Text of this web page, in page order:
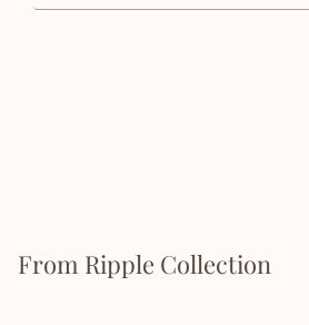
From Ripple Collection